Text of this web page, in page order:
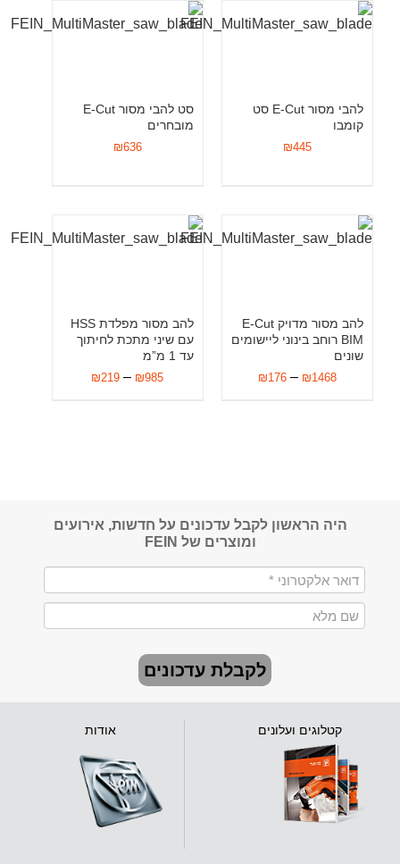
להבי מסור E-Cut סט
קומבו
₪445
סט להבי מסור E-Cut
מובחרים
₪636
להב מסור מדויק E-Cut
BIM רוחב בינוני ליישומים
שונים
₪176– ₪1468
להב מסור מפלדת HSS
עם שיני מתכת לחיתוך
עד 1 מ”מ
₪219 – ₪985
היה הראשון לקבל עדכונים על חדשות, אירועים
ומוצרים של FEIN
לקבלת עדכונים
קטלוגים ועלונים אודות